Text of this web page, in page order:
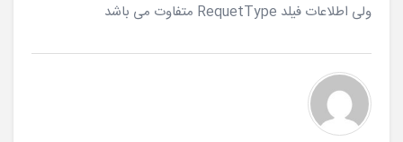
ولی اطلاعات فیلد RequetType متفاوت می باشد